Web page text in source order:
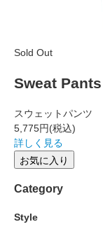
Sold Out
Sweat Pants
スウェットパンツ
5,775円(税込)
詳しく見る
お気に入り
Category
Style